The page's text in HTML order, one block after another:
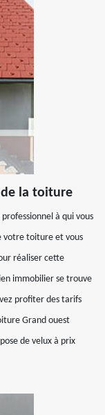
de la toiture
à qui vous
votre toiture et vous
réaliser cette
immobilier se trouve
profiter des tarifs
Grand ouest
de velux à prix